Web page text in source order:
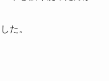
た。